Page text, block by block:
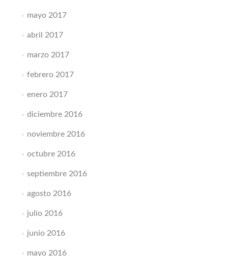
mayo 2017
abril 2017
marzo 2017
febrero 2017
enero 2017
diciembre 2016
noviembre 2016
octubre 2016
septiembre 2016
agosto 2016
julio 2016
junio 2016
mayo 2016